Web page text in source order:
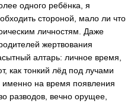
одного ребёнка, я
стороной, мало ли что
личностям. Даже
жертвования
алтарь: личное время,
как тонкий лёд под лучами
на время появления
разводов, вечно орущее,